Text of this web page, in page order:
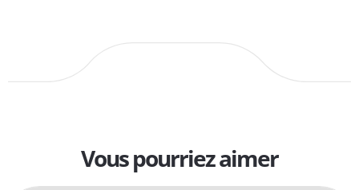
Vous pourriez aimer